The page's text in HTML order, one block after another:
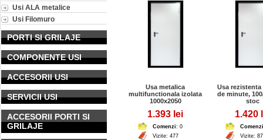
Usi ALA metalice
Usi Filomuro
PORTI SI GRILAJE
COMPONENTE USI
ACCESORII USI
SERVICII USI
ACCESORII PORTI SI
GRILAJE
Usa metalica
multifunctionala izolata
1000x2050
1.393 lei
Comenzi: 0
Vizite: 477
Usa rezistenta
de minute,
stoc
1.420
Comenzi
Vizite: